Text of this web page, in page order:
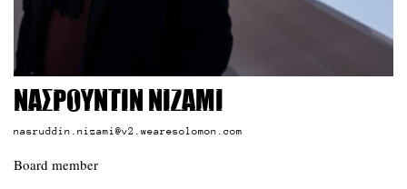
Νασρουντίν Νιζάμι
nasruddin.nizami@v2.wearesolomon.com
Board member